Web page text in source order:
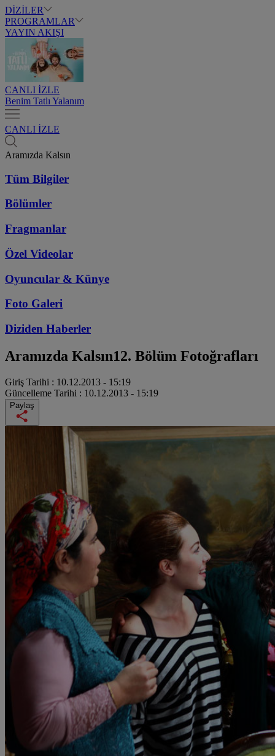
DİZİLER
PROGRAMLAR
YAYIN AKIŞI
CANLI İZLE
Benim Tatlı Yalanım
CANLI İZLE
Aramızda Kalsın
Tüm Bilgiler
Bölümler
Fragmanlar
Özel Videolar
Oyuncular & Künye
Foto Galeri
Diziden Haberler
Aramızda Kalsın12. Bölüm Fotoğrafları
Giriş Tarihi : 10.12.2013 - 15:19
Güncelleme Tarihi : 10.12.2013 - 15:19
Paylaş